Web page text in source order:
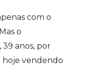
com o
o
39 anos, por
hoje vendendo